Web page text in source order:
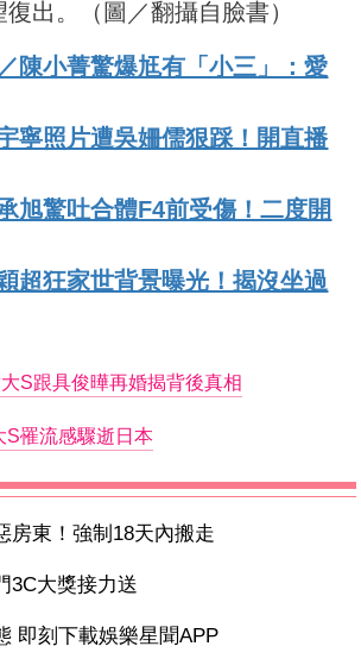
出。（圖／翻攝自臉書）
陳小菁驚爆尪有「小三」：愛
寧照片遭吳姍儒狠踩！開直播
旭驚吐合體F4前受傷！二度開
超狂家世背景曝光！揭沒坐過
S跟具俊曄再婚揭背後真相
S罹流感驟逝日本
房東！強制18天內搬走
大獎接力送
即刻下載娛樂星聞APP